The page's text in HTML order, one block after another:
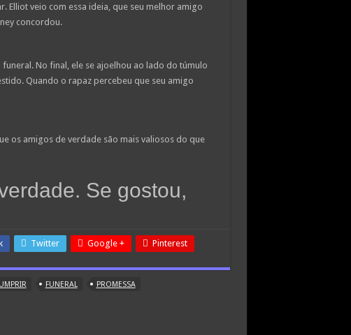
Elliot veio com essa ideia, que seu melhor amigo
concordou.
No final, ele se ajoelhou ao lado do túmulo
Quando o rapaz percebeu que seu amigo
os amigos de verdade são mais valiosos do que
Se gostou,
Twitter Google + Pinterest
FUNERAL PROMESSA